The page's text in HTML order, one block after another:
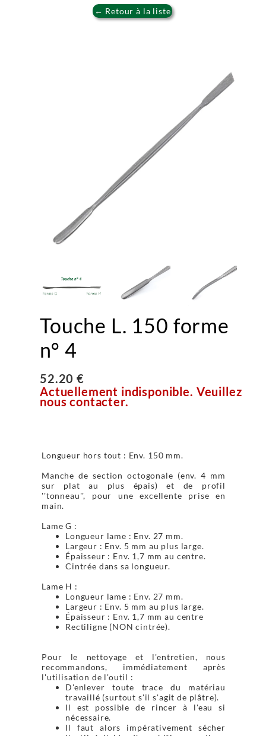
← Retour à la liste
Touche L. 150 forme
n° 4
52.20 €
Actuellement indisponible. Veuillez
nous contacter.
Longueur hors tout : Env. 150 mm.
Manche de section octogonale (env. 4 mm
sur plat au plus épais) et de profil
''tonneau'', pour une excellente prise en
main.
Lame G :
Longueur lame : Env. 27 mm.
Largeur : Env. 5 mm au plus large.
Épaisseur : Env. 1,7 mm au centre.
Cintrée dans sa longueur.
Lame H :
Longueur lame : Env. 27 mm.
Largeur : Env. 5 mm au plus large.
Épaisseur : Env. 1,7 mm au centre
Rectiligne (NON cintrée).
Pour le nettoyage et l'entretien, nous
recommandons, immédiatement après
l'utilisation de l'outil :
D'enlever toute trace du matériau
travaillé (surtout s'il s'agit de plâtre).
Il est possible de rincer à l'eau si
nécessaire.
Il faut alors impérativement sécher